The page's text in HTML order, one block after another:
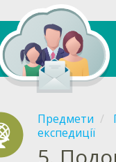
Предмети
експедиції